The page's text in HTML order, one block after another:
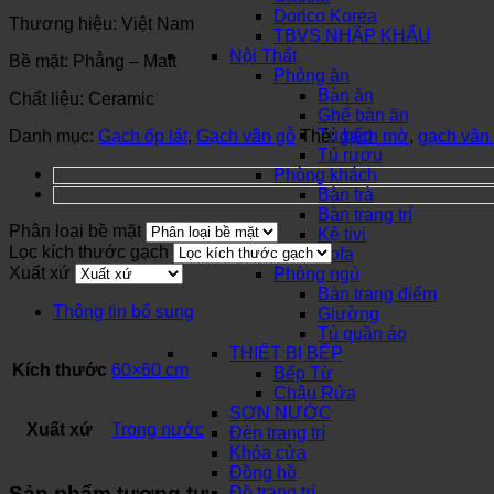
Dorico Korea
TBVS NHẬP KHẨU
Nội Thất
Phòng ăn
Bàn ăn
Ghế bàn ăn
Tủ bếp
Tủ rượu
Phòng khách
Bàn trà
Bàn trang trí
Kệ tivi
Sofa
Phòng ngủ
Bàn trang điểm
Giường
Tủ quần áo
THIẾT BỊ BẾP
Bếp Từ
Chậu Rửa
SƠN NƯỚC
Đèn trang trí
Khóa cửa
Đồng hồ
Thương hiệu: Việt Nam
Bề mặt: Phẳng – Matt
Chất liệu: Ceramic
Danh mục: Gạch ốp lát, Gạch vân gỗ Thẻ:gạch mờ, gạch vân
Phân loại bề mặt
Lọc kích thước gạch
Xuất xứ
Thông tin bổ sung
Kích thước 60×60 cm
Xuất xứ Trong nước